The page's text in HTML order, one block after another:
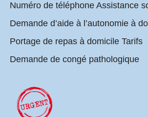
Numéro de téléphone Assistance
Demande d’aide à l’autonomie à
Portage de repas à domicile Tarifs
Demande de congé pathologique